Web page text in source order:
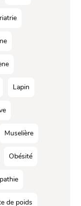
Lapin
Muselière
Obésité
de poids